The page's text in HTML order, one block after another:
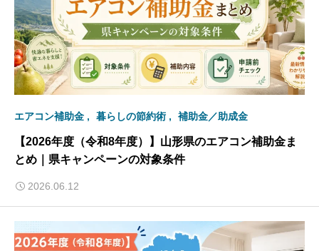
エアコン補助金 暮らしの節約術 補助金／助成金
【2026年度（令和8年度）】山形県のエアコン補助金ま
とめ｜県キャンペーンの対象条件
2026.06.12